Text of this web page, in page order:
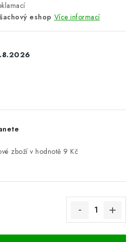
šachový eshop Více informací
zboží v hodnotě 9 Kč